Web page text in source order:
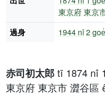
赤司初太郎 tī 1874 nî
東京府 東京市 澀谷區
東京府東京
過身
1944 nî2